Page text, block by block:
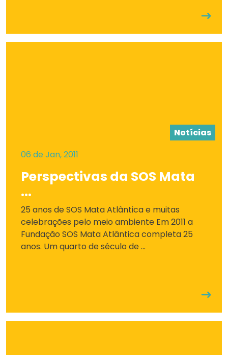
Notícias
06 de Jan, 2011
Perspectivas da SOS Mata
...
25 anos de SOS Mata Atlântica e muitas
celebrações pelo meio ambiente Em 2011 a
Fundação SOS Mata Atlântica completa 25
anos. Um quarto de século de ...